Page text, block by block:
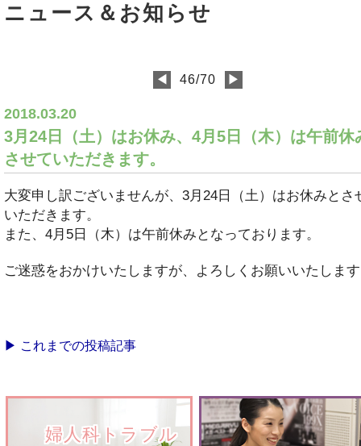
ニュース＆お知らせ
◀ 46/70 ▶
2018.03.20
3月24日（土）はお休み、4月5日（木）は午前休
させていただきます。
大変申し訳ございませんが、3月24日（土）はお休みとさ
いただきます。
また、4月5日（木）は午前休みとなっております。
ご迷惑をおかけいたしますが、よろしくお願いいたしま
▶ これまでの投稿記事
婦人科トラブル